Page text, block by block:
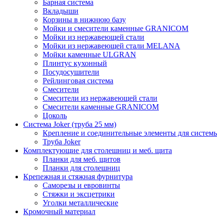
Барная система
Вкладыши
Корзины в нижнюю базу
Мойки и смесители каменные GRANICOM
Мойки из нержавеющей стали
Мойки из нержавеющей стали MELANA
Мойки каменные ULGRAN
Плинтус кухонный
Посудосушители
Рейлинговая система
Смесители
Смесители из нержавеющей стали
Смесители каменные GRANICOM
Цоколь
Система Joker (труба 25 мм)
Крепление и соединительные элементы для
Труба Joker
Комплектующие для столешниц и меб. щита
Планки для меб. щитов
Планки для столешниц
Крепежная и стяжная фурнитура
Саморезы и евровинты
Стяжки и эксцетрики
Уголки металлические
Кромочный материал